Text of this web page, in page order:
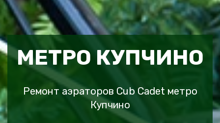
МЕТРО КУПЧИНО
Ремонт аэраторов Cub Cadet метро
Купчино